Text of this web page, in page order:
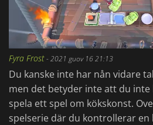
Fyra Frost-2021 guov 16 21:13
Du kanske inte har nån vidare
men det betyder inte att du inte
spela ett spel om kökskonst.
spelserie där du kontrollerar en